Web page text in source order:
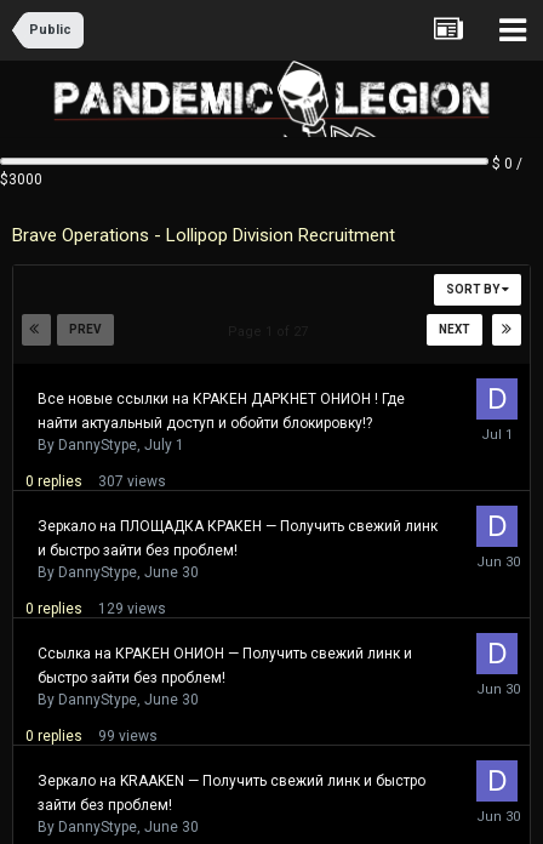
Public
$ 0 /
$3000
Brave Operations - Lollipop Division Recruitment
SORT BY
PREV NEXT
Все новые ссылки на КРАКЕН ДАРКНЕТ ОНИОН ! Где
найти актуальный доступ и обойти блокировку!?
By DannyStype July 1
0 replies 307 views
July
1
Зеркало на ПЛОЩАДКА КРАКЕН — Получить свежий линк
и быстро зайти без проблем!
By DannyStype June 30
0 replies 129 views
June
30
Ссылка на КРАКЕН ОНИОН — Получить свежий линк и
быстро зайти без проблем!
By DannyStype June 30
0 replies 99 views
June
30
Зеркало на KRAAKEN — Получить свежий линк и быстро
зайти без проблем!
By DannyStype June 30
June
30